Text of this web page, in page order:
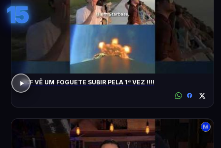
15
ACF VÊ UM FOGUETE SUBIR PELA 1ª VEZ !!!!